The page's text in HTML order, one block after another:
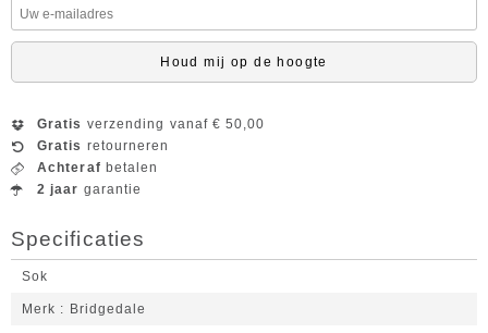
Houd mij op de hoogte
Gratis verzending vanaf € 50,00
Gratis retourneren
Achteraf betalen
2 jaar garantie
Specificaties
Sok
Merk Bridgedale